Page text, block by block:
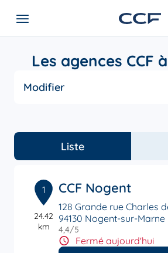
Les agences CCF
Modifier
Liste
1
24.42
km
CCF Nogent
128 Grande rue Charles
94130 Nogent-sur-Marne
4,4/5
Fermé aujourd'hui